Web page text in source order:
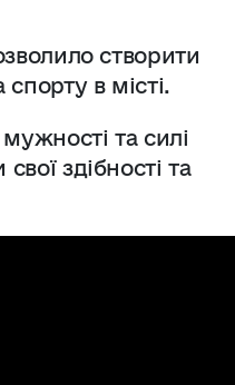
створити
в місті.
та силі
здібності та